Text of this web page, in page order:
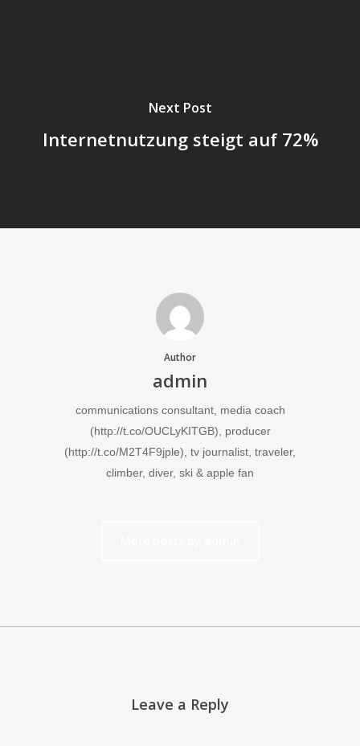
Next Post
Internetnutzung steigt auf 72%
Author
admin
communications consultant, media coach
(http://t.co/OUCLyKITGB), producer
(http://t.co/M2T4F9jple), tv journalist, traveler,
climber, diver, ski & apple fan
Leave a Reply